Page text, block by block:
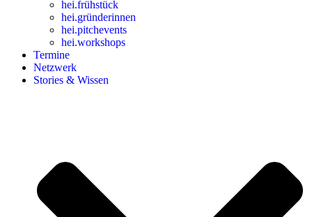
hei.frühstück
hei.gründerinnen
hei.pitchevents
hei.workshops
Termine
Netzwerk
Stories & Wissen